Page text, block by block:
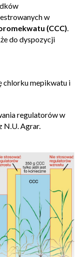
w
(CCC).
do dyspozycji
chlorku mepikwatu i
regulatorów w
N.U. Agrar.